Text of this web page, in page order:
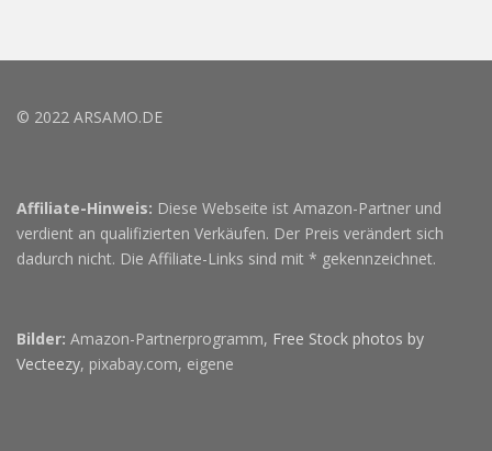
© 2022 ARSAMO.DE
Affiliate-Hinweis: Diese Webseite ist Amazon-Partner und
verdient an qualifizierten Verkäufen. Der Preis verändert sich
dadurch nicht. Die Affiliate-Links sind mit * gekennzeichnet.
Bilder: Amazon-Partnerprogramm, Free Stock photos by
Vecteezy, pixabay.com, eigene